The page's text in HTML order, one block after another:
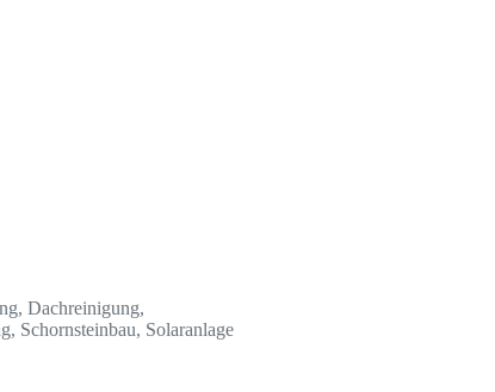
Dachreinigung,
Schornsteinbau, Solaranlage